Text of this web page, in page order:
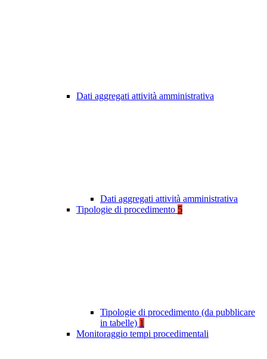
Dati aggregati attività amministrativa
Dati aggregati attività amministrativa
Tipologie di procedimento 5
Tipologie di procedimento (da pubblicare
in tabelle) 1
Monitoraggio tempi procedimentali